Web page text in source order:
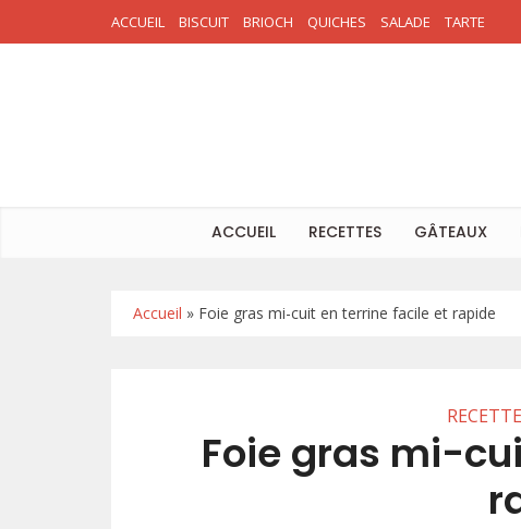
ACCUEIL BISCUIT BRIOCH QUICHES SALADE TARTE
ACCUEIL RECETTES GÂTEAUX
Accueil » Foie gras mi-cuit en terrine facile et rapide
Foie gras mi-